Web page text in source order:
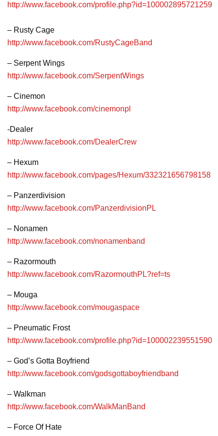
http://www.facebook.com/profile.php?id=100002895721259
– Rusty Cage
http://www.facebook.com/RustyCageBand
– Serpent Wings
http://www.facebook.com/SerpentWings
– Cinemon
http://www.facebook.com/cinemonpl
-Dealer
http://www.facebook.com/DealerCrew
– Hexum
http://www.facebook.com/pages/Hexum/332321656798158
– Panzerdivision
http://www.facebook.com/PanzerdivisionPL
– Nonamen
http://www.facebook.com/nonamenband
– Razormouth
http://www.facebook.com/RazormouthPL?ref=ts
– Mouga
http://www.facebook.com/mougaspace
– Pneumatic Frost
http://www.facebook.com/profile.php?id=100002239551590
– God’s Gotta Boyfriend
http://www.facebook.com/godsgottaboyfriendband
– Walkman
http://www.facebook.com/WalkManBand
– Force Of Hate